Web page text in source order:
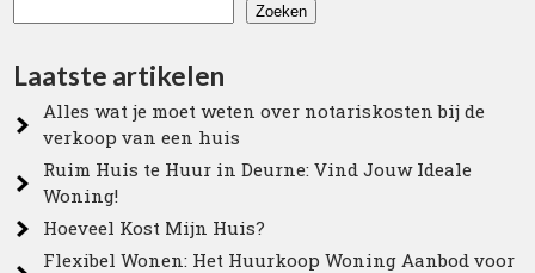
Zoeken
Laatste artikelen
Alles wat je moet weten over notariskosten bij de
verkoop van een huis
Ruim Huis te Huur in Deurne: Vind Jouw Ideale
Woning!
Hoeveel Kost Mijn Huis?
Flexibel Wonen: Het Huurkoop Woning Aanbod voor